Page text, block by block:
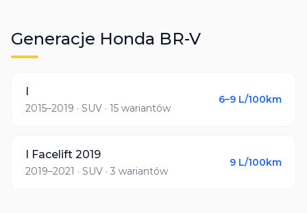
Generacje Honda BR-V
I
2015–2019 · SUV · 15 wariantów
6–9 L/100km
I Facelift 2019
2019–2021 · SUV · 3 wariantów
9 L/100km